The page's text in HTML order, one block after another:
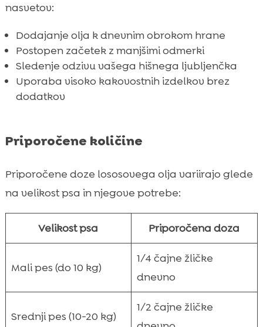
nasvetov:
Dodajanje olja k dnevnim obrokom hrane
Postopen začetek z manjšimi odmerki
Sledenje odzivu vašega hišnega ljubljenčka
Uporaba visoko kakovostnih izdelkov brez
dodatkov
Priporočene količine
Priporočene doze lososovega olja variirajo glede
na velikost psa in njegove potrebe:
Velikost psa Priporočena doza
Mali pes (do 10 kg)
1/4 čajne žličke
dnevno
Srednji pes (10-20 kg)
1/2 čajne žličke